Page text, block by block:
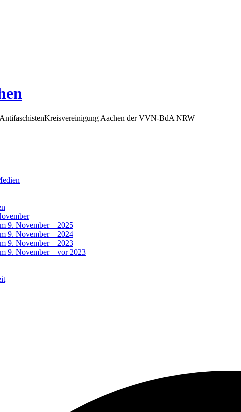
Kreisvereinigung Aachen der VVN-BdA NRW
9. November – 2025
9. November – 2024
9. November – 2023
9. November – vor 2023